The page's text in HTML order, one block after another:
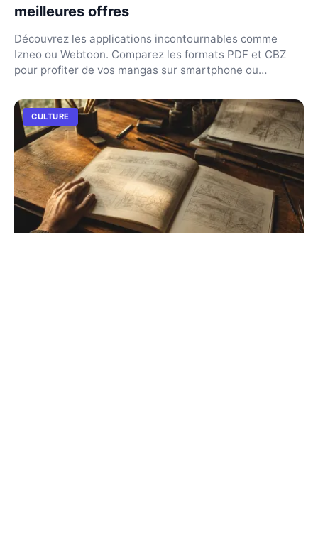
meilleures offres
Découvrez les applications incontournables comme
Izneo ou Webtoon. Comparez les formats PDF et CBZ
pour profiter de vos mangas sur smartphone ou
CULTURE